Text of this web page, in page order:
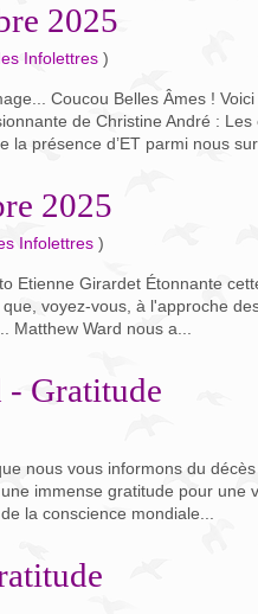
2025
Infolettres )
Coucou Belles Âmes !
de Christine André : Les
la présence d’ET parmi nous
2025
Infolettres )
Etienne Girardet Étonnante
voyez-vous, à l'approche
Matthew Ward nous a...
- Gratitude
nous vous informons du
immense gratitude pour une
la conscience mondiale...